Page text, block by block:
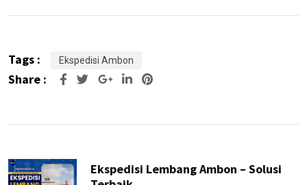
Tags : Ekspedisi Ambon
Share : Google+LinkedIn
Pinterest
Ekspedisi Lembang Ambon – Solusi